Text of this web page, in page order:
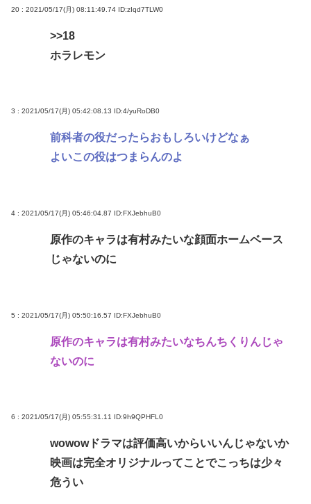
20 : 2021/05/17(月) 08:11:49.74 ID:zIqd7TLW0
>>18
ホラレモン
3 : 2021/05/17(月) 05:42:08.13 ID:4/yuRoDB0
前科者の役だったらおもしろいけどなぁ
よいこの役はつまらんのよ
4 : 2021/05/17(月) 05:46:04.87 ID:FXJebhuB0
原作のキャラは有村みたいな顔面ホームベース
じゃないのに
5 : 2021/05/17(月) 05:50:16.57 ID:FXJebhuB0
原作のキャラは有村みたいなちんちくりんじゃ
ないのに
6 : 2021/05/17(月) 05:55:31.11 ID:9h9QPHFL0
wowowドラマは評価高いからいいんじゃないか
映画は完全オリジナルってことでこっちは少々
危うい